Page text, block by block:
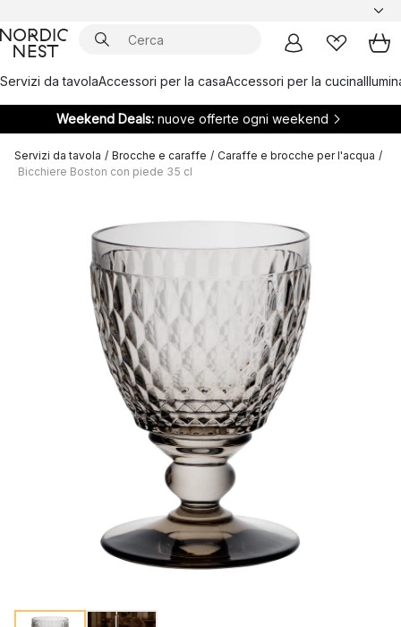
Servizi da tavolaAccessori per la casaAccessori per la cucina
Weekend Deals: nuove offerte ogni weekend
Servizi da tavola / Brocche e caraffe / Caraffe e brocche per l'acqua /
Bicchiere Boston con piede 35 cl